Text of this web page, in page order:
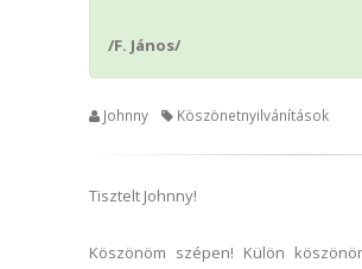
/F. János/
Johnny Köszönetnyilvánítások
Tisztelt Johnny!
Köszönöm szépen! Külön